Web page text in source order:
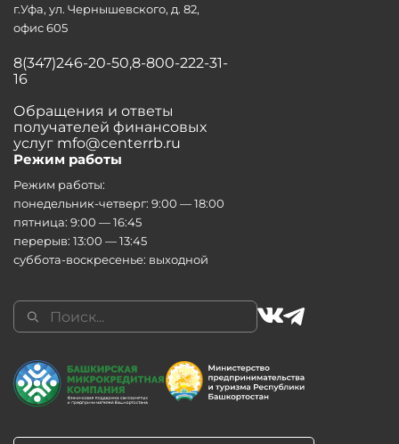
г.Уфа, ул. Чернышевского, д. 82,
офис 605
8(347)246-20-50,8-800-222-31-
16
Обращения и ответы
получателей финансовых
услуг mfo@centerrb.ru
Режим работы
Режим работы:
понедельник-четверг: 9:00 — 18:00
пятница: 9:00 — 16:45
перерыв: 13:00 — 13:45
суббота-воскресенье: выходной